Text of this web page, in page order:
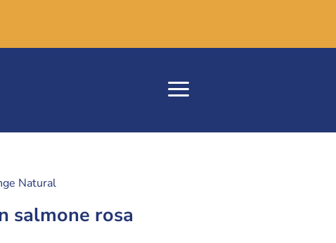
Natural
salmone rosa